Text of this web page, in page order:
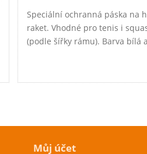
Speciální ochranná páska na
raket. Vhodné pro tenis i
(podle šířky rámu). Barva bílá
Můj účet